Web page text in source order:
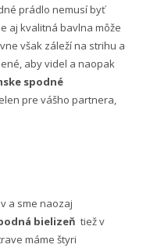
prádlo nemusí byť
aj kvalitná bavlna môže
však záleží na strihu a
aby videl a naopak
spodné
pre vášho partnera,
a sme naozaj
bielizeň tiež v
máme štyri